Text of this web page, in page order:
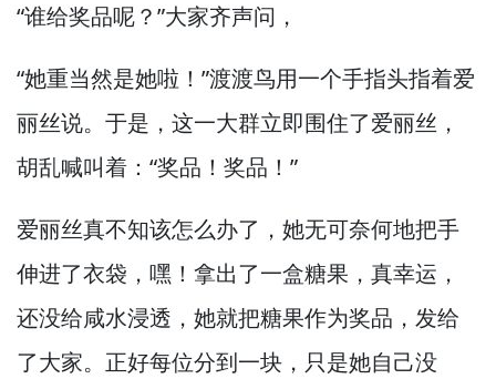
“谁给奖品呢？”大家齐声问，
“她重当然是她啦！”渡渡鸟用一个手指头指着爱
丽丝说。 于是， 这一大群立即围住了爱丽丝，
胡乱喊叫着：“奖品！ 奖品！”
爱丽丝真不知该怎么办了， 她无可奈何地把手
伸进了衣袋， 嘿！ 拿出了一盒糖果， 真幸运，
还没给咸水浸透， 她就把糖果作为奖品， 发给
了大家。 正好每位分到一块， 只是她自己没